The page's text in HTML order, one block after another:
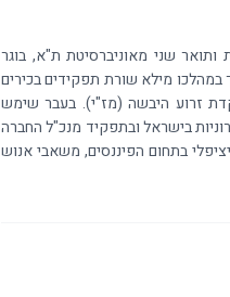
שני מאוניברסיטת ת"א, בוגר
מילא שורת תפקידים בכירים
זרוע היבשה (מז"י). בעבר שימש
בישראל ובתפקיד מנכ"ל החברה
בתחום הפיננסים, משאבי אנוש